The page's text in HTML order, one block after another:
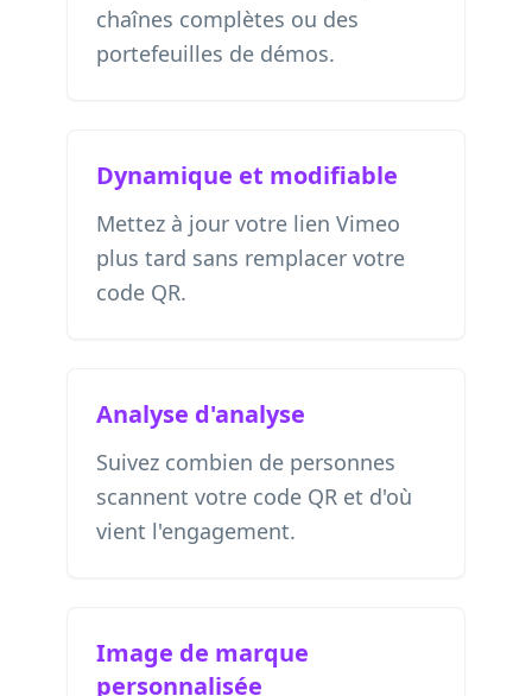
chaînes complètes ou des
portefeuilles de démos.
Dynamique et modifiable
Mettez à jour votre lien Vimeo
plus tard sans remplacer votre
code QR.
Analyse d'analyse
Suivez combien de personnes
scannent votre code QR et d'où
vient l'engagement.
Image de marque
personnalisée